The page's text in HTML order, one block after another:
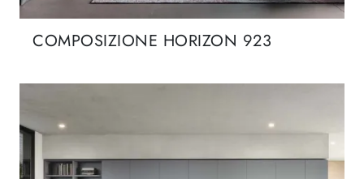
COMPOSIZIONE HORIZON 923